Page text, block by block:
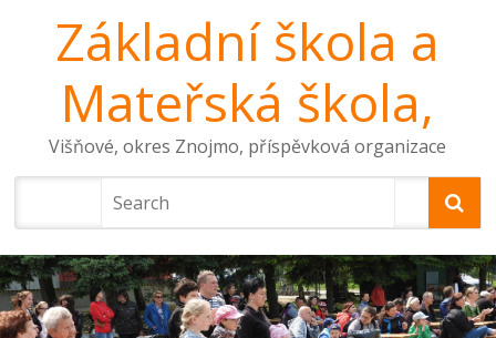
Základní škola a
Mateřská škola,
Višňové, okres Znojmo, příspěvková organizace